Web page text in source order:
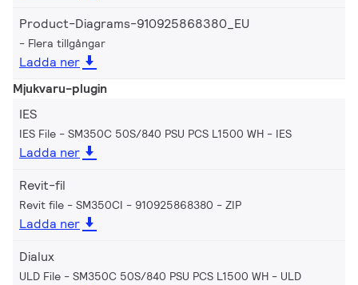
Product-Diagrams-910925868380_EU
Flera tillgångar
Ladda ner
Mjukvaru-plugin
IES
IES File - SM350C 50S/840 PSU PCS L1500 WH IES
Ladda ner
Revit-fil
Revit file - SM350CI - 910925868380 ZIP
Ladda ner
Dialux
ULD File - SM350C 50S/840 PSU PCS L1500 WH ULD